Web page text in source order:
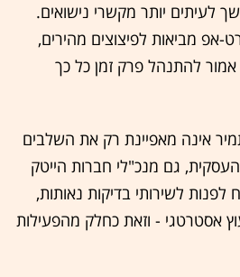
לעיתים יותר מקשרי נישואים.
אפ מביאות לפיצוצים מהירים,
להתנהל פרק זמן כל כך
אינה מאפיינת רק את השלבים
גם מנכ"לי חברות הייטק
לפנות לשירותי בדיקות נאותות,
אסטרטגי - וזאת כחלק מהפעילות